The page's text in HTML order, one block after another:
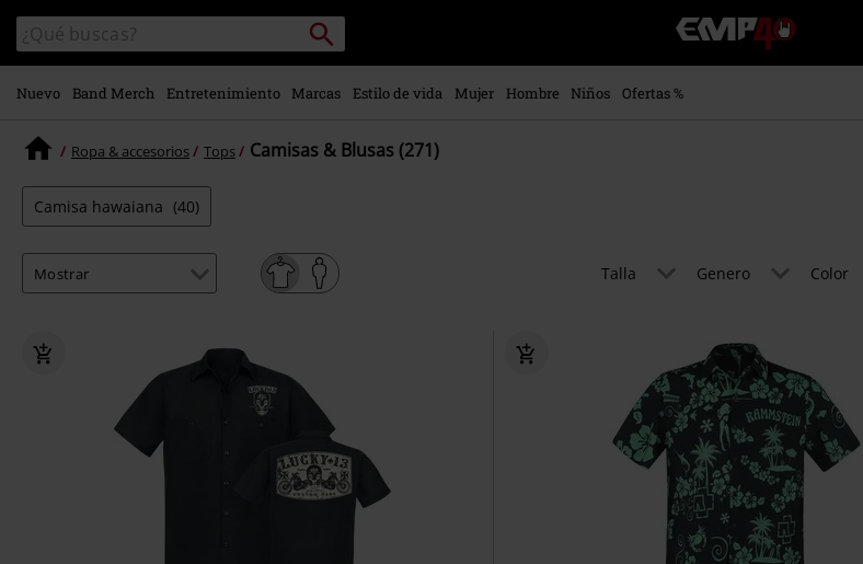
contenido
principal
Buscar
en
el
catálogo
Buscar
EMP
-
Música,
Nuevo Band Merch Entretenimiento Marcas Estilo de vida Mujer Hombre Niños Ofertas %
Ropa & accesorios Tops Camisas & Blusas (271)
Camisa hawaiana (40)
Talla Genero Color